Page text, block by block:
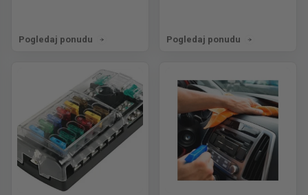
Pogledaj ponudu Pogledaj ponudu